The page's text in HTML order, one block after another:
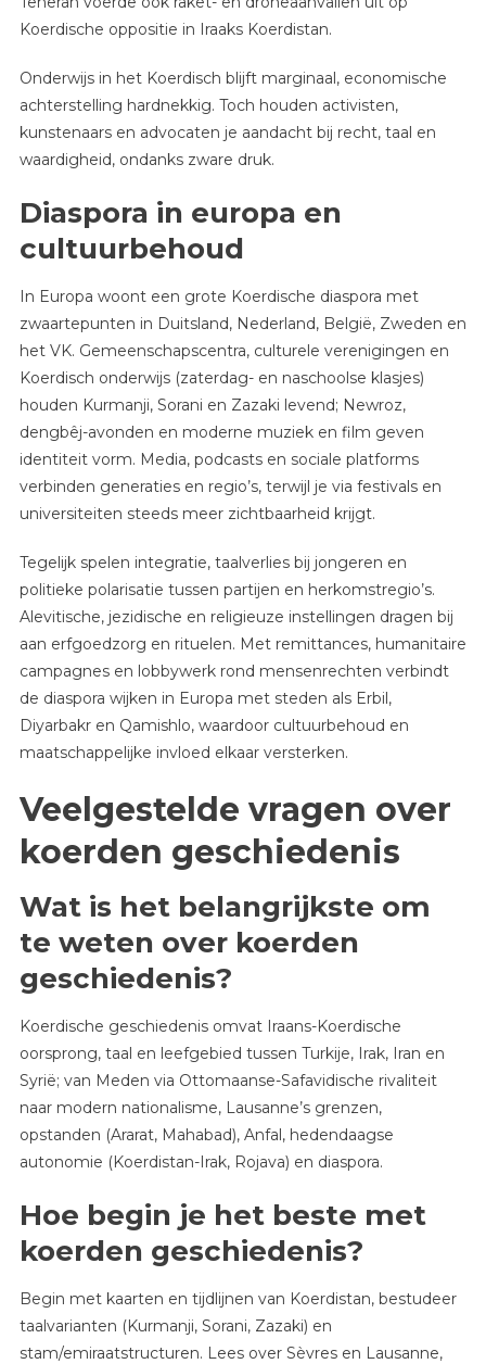
Koerdische oppositie in Iraaks Koerdistan.
Onderwijs in het Koerdisch blijft marginaal, economische
achterstelling hardnekkig. Toch houden activisten,
kunstenaars en advocaten je aandacht bij recht, taal en
waardigheid, ondanks zware druk.
Diaspora in europa en
cultuurbehoud
In Europa woont een grote Koerdische diaspora met
zwaartepunten in Duitsland, Nederland, België, Zweden en
het VK. Gemeenschapscentra, culturele verenigingen en
Koerdisch onderwijs (zaterdag- en naschoolse klasjes)
houden Kurmanji, Sorani en Zazaki levend; Newroz,
dengbêj-avonden en moderne muziek en film geven
identiteit vorm. Media, podcasts en sociale platforms
verbinden generaties en regio’s, terwijl je via festivals en
universiteiten steeds meer zichtbaarheid krijgt.
Tegelijk spelen integratie, taalverlies bij jongeren en
politieke polarisatie tussen partijen en herkomstregio’s.
Alevitische, jezidische en religieuze instellingen dragen bij
aan erfgoedzorg en rituelen. Met remittances, humanitaire
campagnes en lobbywerk rond mensenrechten verbindt
de diaspora wijken in Europa met steden als Erbil,
Diyarbakr en Qamishlo, waardoor cultuurbehoud en
maatschappelijke invloed elkaar versterken.
Veelgestelde vragen over
koerden geschiedenis
Wat is het belangrijkste om
te weten over koerden
geschiedenis?
Koerdische geschiedenis omvat Iraans-Koerdische
oorsprong, taal en leefgebied tussen Turkije, Irak, Iran en
Syrië; van Meden via Ottomaanse-Safavidische rivaliteit
naar modern nationalisme, Lausanne’s grenzen,
opstanden (Ararat, Mahabad), Anfal, hedendaagse
autonomie (Koerdistan-Irak, Rojava) en diaspora.
Hoe begin je het beste met
koerden geschiedenis?
Begin met kaarten en tijdlijnen van Koerdistan, bestudeer
taalvarianten (Kurmanji, Sorani, Zazaki) en
stam/emiraatstructuren. Lees over Sèvres en Lausanne,